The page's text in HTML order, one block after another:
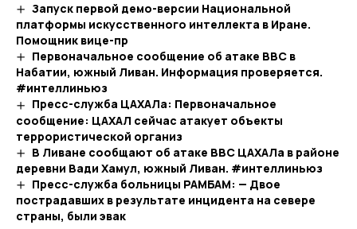
Запуск первой демо-версии Национальной
платформы искусственного интеллекта в Иране.
Помощник вице-пр
Первоначальное сообщение об атаке ВВС в
Набатии, южный Ливан. Информация проверяется.
#интеллиньюз
Пресс-служба ЦАХАЛа: Первоначальное
сообщение: ЦАХАЛ сейчас атакует объекты
террористической организ
В Ливане сообщают об атаке ВВС ЦАХАЛа в районе
деревни Вади Хамул, южный Ливан. #интеллиньюз
Пресс-служба больницы РАМБАМ: — Двое
пострадавших в результате инцидента на севере
страны, были эвак